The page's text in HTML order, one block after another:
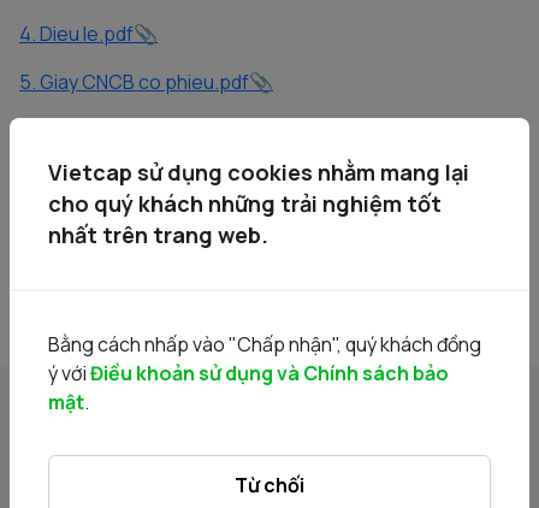
4. Dieu le.pdf
5. Giay CNCB co phieu.pdf
7. BCTC nam 2021.1.pdf
8. BCTC nam 2022.1.pdf
Vietcap sử dụng cookies nhằm mang lại
cho quý khách những trải nghiệm tốt
nhất trên trang web.
Bằng cách nhấp vào "Chấp nhận", quý khách đồng
ý vớiĐiều khoản sử dụng và Chính sách bảo
mật.
Từ chối